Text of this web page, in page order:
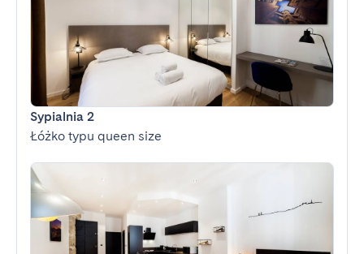
Sypialnia 2
Łóżko typu queen size